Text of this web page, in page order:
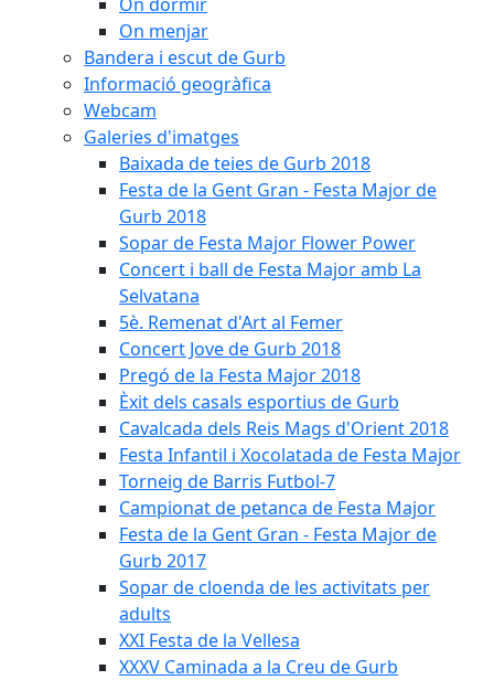
On menjar
Bandera i escut de Gurb
Informació geogràfica
Webcam
Galeries d'imatges
Baixada de teies de Gurb 2018
Festa de la Gent Gran - Festa Major de
Gurb 2018
Sopar de Festa Major Flower Power
Concert i ball de Festa Major amb La
Selvatana
5è. Remenat d'Art al Femer
Concert Jove de Gurb 2018
Pregó de la Festa Major 2018
Èxit dels casals esportius de Gurb
Cavalcada dels Reis Mags d'Orient 2018
Festa Infantil i Xocolatada de Festa Major
Torneig de Barris Futbol-7
Campionat de petanca de Festa Major
Festa de la Gent Gran - Festa Major de
Gurb 2017
Sopar de cloenda de les activitats per
adults
XXI Festa de la Vellesa
XXXV Caminada a la Creu de Gurb